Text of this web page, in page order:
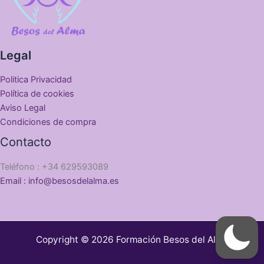
Legal
Politica Privacidad
Política de cookies
Aviso Legal
Condiciones de compra
Contacto
Teléfono : +34 629593089
Email : info@besosdelalma.es
Copyright © 2026 Formación Besos del Alma